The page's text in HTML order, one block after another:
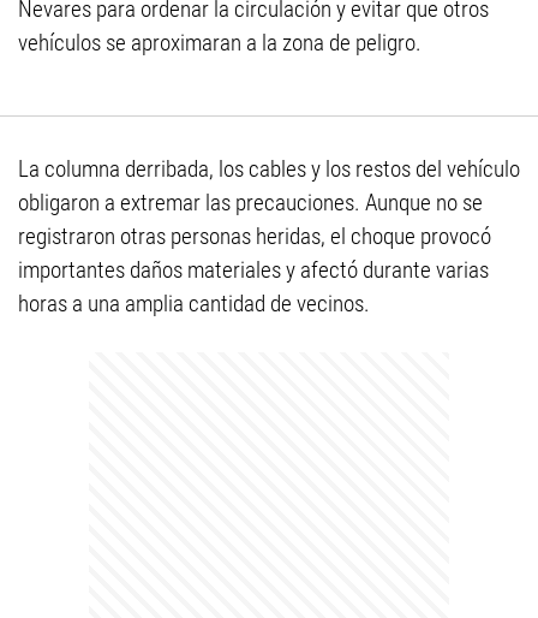
Nevares para ordenar la circulación y evitar que otros
vehículos se aproximaran a la zona de peligro.
La columna derribada, los cables y los restos del vehículo
obligaron a extremar las precauciones. Aunque no se
registraron otras personas heridas, el choque provocó
importantes daños materiales y afectó durante varias
horas a una amplia cantidad de vecinos.